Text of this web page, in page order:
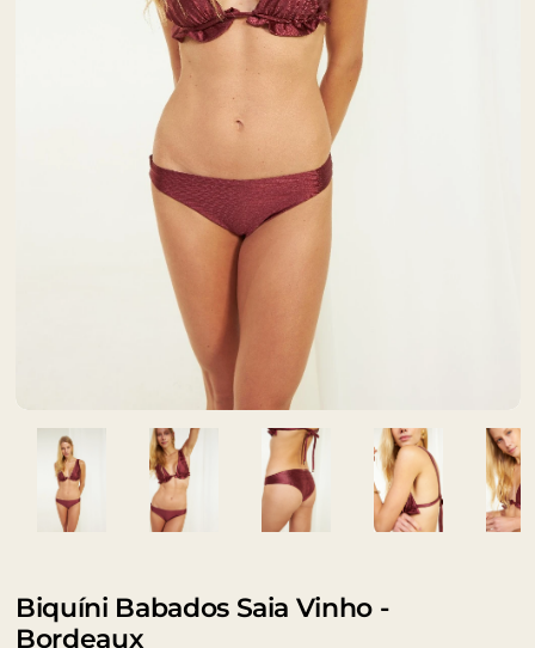
Biquíni Babados Saia Vinho -
Bordeaux